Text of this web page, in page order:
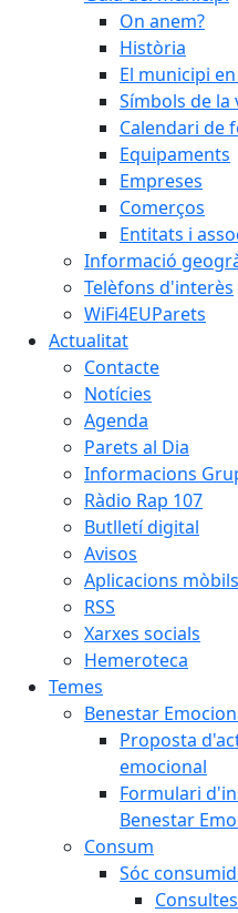
On anem?
Història
El municipi
Símbols de la
Calendari de
Equipaments
Empreses
Comerços
Entitats i
Informació
Telèfons d'interès
WiFi4EUParets
Actualitat
Contacte
Notícies
Agenda
Parets al Dia
Informacions
Ràdio Rap 107
Butlletí digital
Avisos
Aplicacions mòbils
RSS
Xarxes socials
Hemeroteca
Temes
Benestar
Proposta
emocional
Formulari
Benestar
Consum
Sóc